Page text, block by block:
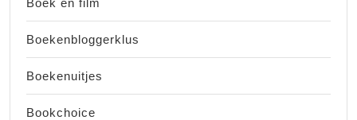
Boekenbloggerklus
Boekenuitjes
Bookchoice